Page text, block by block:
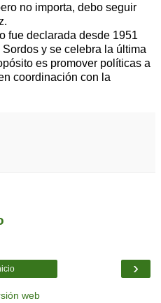
no importa, debo seguir
fue declarada desde 1951
y se celebra la última
es promover políticas a
coordinación con la
›
web